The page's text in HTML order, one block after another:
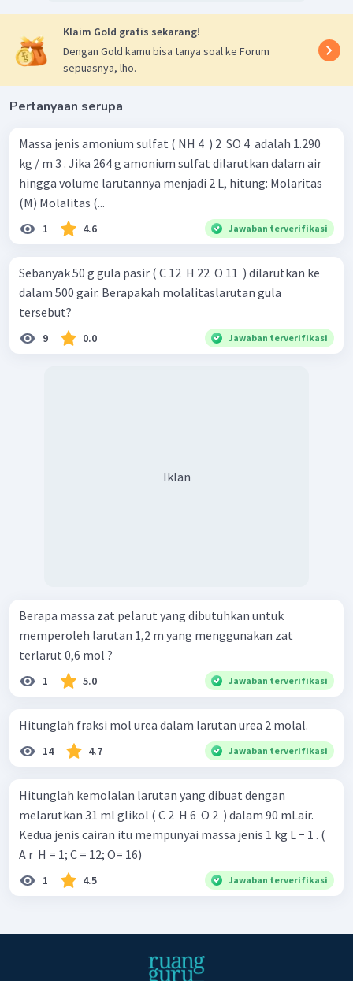
Klaim Gold gratis sekarang!
Dengan Gold kamu bisa tanya soal ke Forum
sepuasnya, lho.
Pertanyaan serupa
Massa jenis amonium sulfat ( NH 4 ​ ) 2 ​ SO 4 ​ adalah 1.290
kg / m 3 . Jika 264 g amonium sulfat dilarutkan dalam air
hingga volume larutannya menjadi 2 L, hitung: Molaritas
(M) Molalitas (...
1 4.6 Jawaban terverifikasi
Sebanyak 50 g gula pasir ( C 12 ​ H 22 ​ O 11 ​ ) dilarutkan ke
dalam 500 gair. Berapakah molalitaslarutan gula
tersebut?
9 0.0 Jawaban terverifikasi
Iklan
Berapa massa zat pelarut yang dibutuhkan untuk
memperoleh larutan 1,2 m yang menggunakan zat
terlarut 0,6 mol ?
1 5.0 Jawaban terverifikasi
Hitunglah fraksi mol urea dalam larutan urea 2 molal.
14 4.7 Jawaban terverifikasi
Hitunglah kemolalan larutan yang dibuat dengan
melarutkan 31 ml glikol ( C 2 ​ H 6 ​ O 2 ​ ) dalam 90 mLair.
Kedua jenis cairan itu mempunyai massa jenis 1 kg L − 1 . (
A r ​ H = 1; C = 12; O= 16)
1 4.5 Jawaban terverifikasi